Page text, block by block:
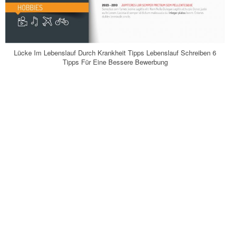
Lücke Im Lebenslauf Durch Krankheit Tipps Lebenslauf Schreiben 6
Tipps Für Eine Bessere Bewerbung